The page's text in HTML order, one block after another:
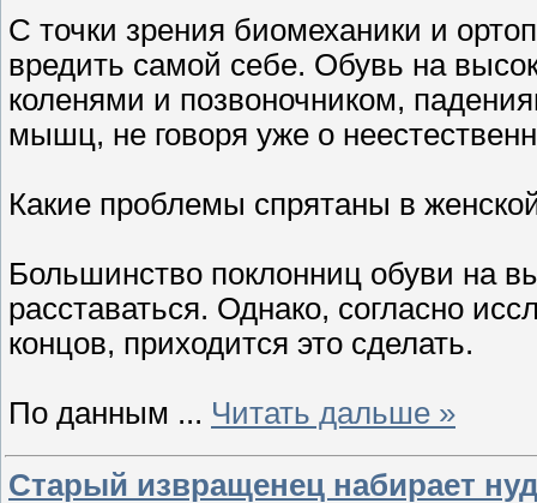
С точки зрения биомеханики и
вредить самой себе. Обувь на
коленями и позвоночником,
мышц, не говоря уже о
Какие проблемы спрятаны в
Большинство поклонниц обуви на
расставаться. Однако, согласно
концов, приходится это сделать.
По данным ... Читать дальше »
Старый извращенец набирает